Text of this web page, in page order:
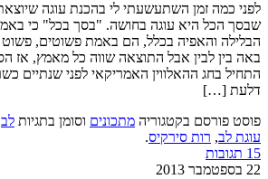
לפני כמה זמן השתעשעתי לי בהכנת עוגה
שבסך הכל היא עוגה בחושה. "בסך בכל" כי
הבלילה והאפיה בכלל, הם באמת פשוטים, פשוט
באה בין לבין אבל התוצאה שווה כל מאמץ, אז
התחיל בחג ההאלווין האמריקאי לפני שנתיים
דלעת […]
פוסט פורסם בקטגוריהמתכוניםוסומן בתגיותלב,
עוגת לב,רות סירקיס.
15 תגובות
22 בספטמבר 2013